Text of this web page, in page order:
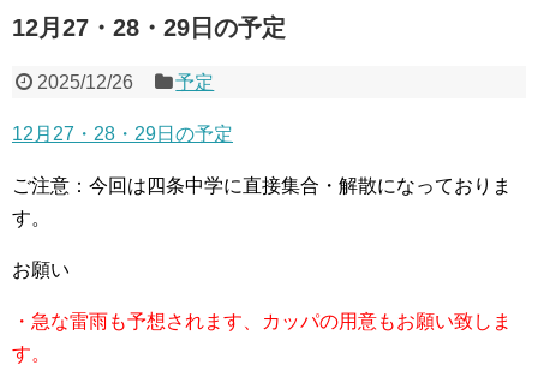
12月27・28・29日の予定
2025/12/26 予定
12月27・28・29日の予定
ご注意：今回は四条中学に直接集合・解散になっておりま
す。
お願い
・急な雷雨も予想されます、カッパの用意もお願い致しま
す。